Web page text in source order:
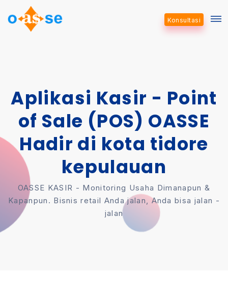
Konsultasi
Aplikasi Kasir - Point
of Sale (POS) OASSE
Hadir di kota tidore
kepulauan
OASSE KASIR - Monitoring Usaha Dimanapun &
Kapanpun. Bisnis retail Anda jalan, Anda bisa jalan -
jalan